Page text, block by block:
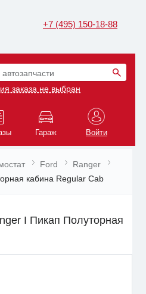
+7 (495) 150-18-88
заказа не выбран
Гараж Войти
Ford
Ranger
кабина Regular Cab
I Пикап Полуторная